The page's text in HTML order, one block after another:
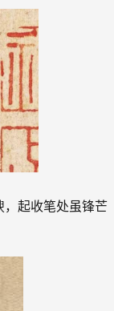
，起收笔处虽锋芒